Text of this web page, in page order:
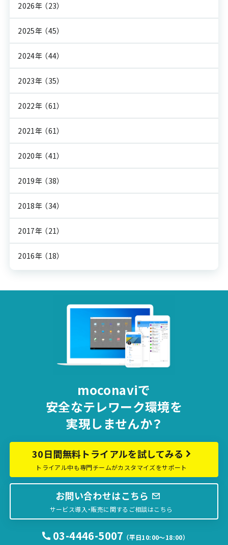
2026年 （23）
2025年 （45）
2024年 （44）
2023年 （35）
2022年 （61）
2021年 （61）
2020年 （41）
2019年 （38）
2018年 （34）
2017年 （21）
2016年 （18）
moconaviで
安全なテレワーク環境を
実現しませんか？
30日間無料トライアルを試してみる
トライアル中も専門チームがカスタマイズをサポート
お問い合わせはこちら
サービス導入・販売に関するご相談はこちら
03-4446-5007 （平日10:00〜18:00）